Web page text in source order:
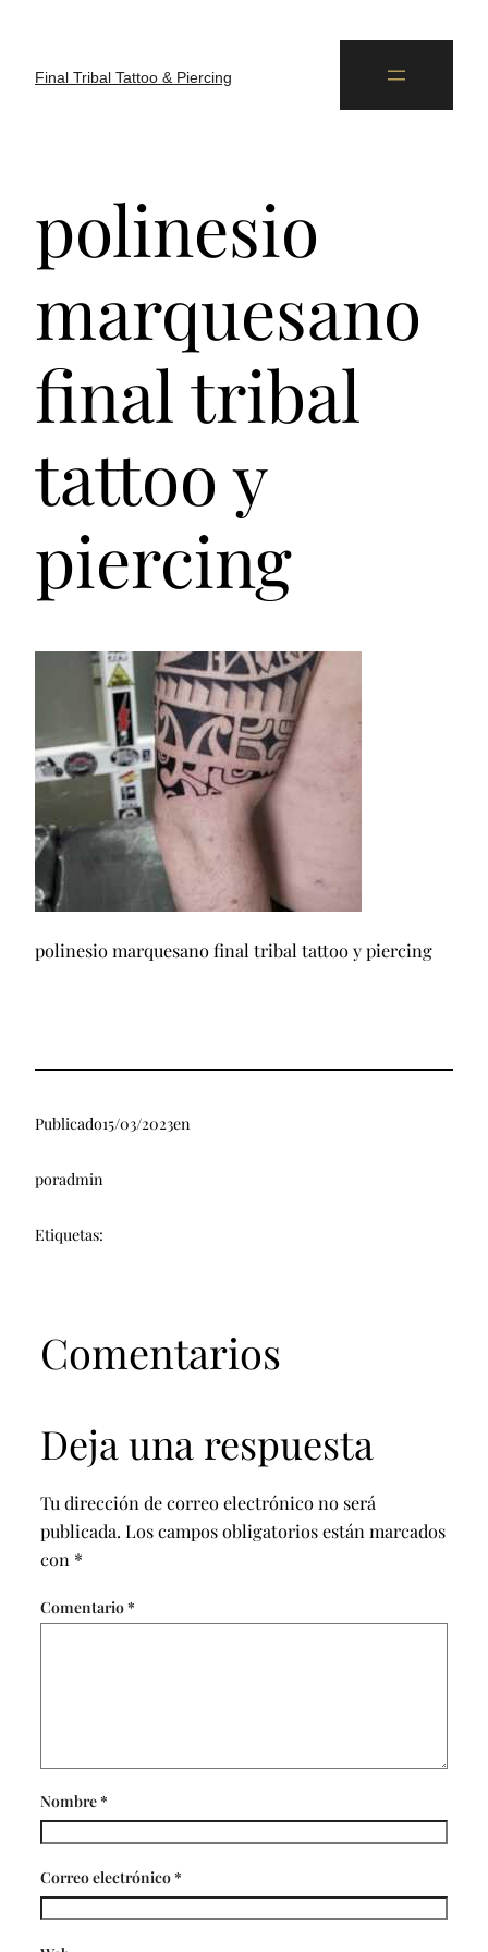
Final Tribal Tattoo & Piercing
polinesio
marquesano
final tribal
tattoo y
piercing
polinesio marquesano final tribal tattoo y piercing
Publicado15/03/2023en
poradmin
Etiquetas:
Comentarios
Deja una respuesta
Tu dirección de correo electrónico no será
publicada. Los campos obligatorios están marcados
con *
Comentario*
Nombre*
Correo electrónico*